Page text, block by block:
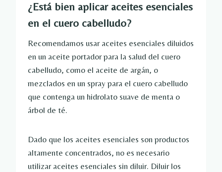
¿Está bien aplicar aceites esenciales
en el cuero cabelludo?
Recomendamos usar aceites esenciales diluidos
en un aceite portador para la salud del cuero
cabelludo, como el aceite de argán, o
mezclados en un spray para el cuero cabelludo
que contenga un hidrolato suave de menta o
árbol de té.
Dado que los aceites esenciales son productos
altamente concentrados, no es necesario
utilizar aceites esenciales sin diluir. Diluir los